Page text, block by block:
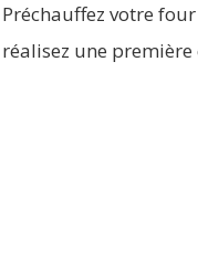
Préchauffez votre
réalisez une